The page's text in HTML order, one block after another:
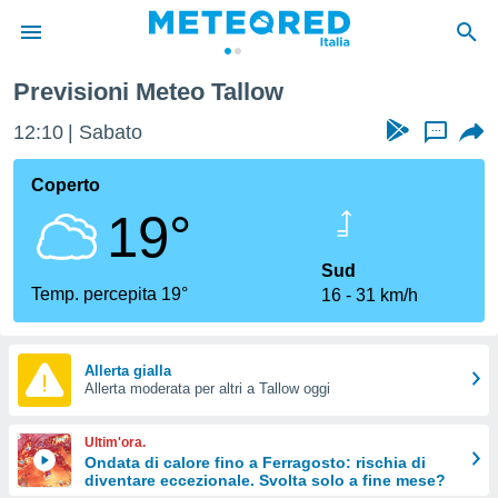
di
per
le
di
Web
le
Previsioni Meteo Tallow
12:10 Sabato ...
Coperto
19°
Temp. percepita 19°
Sud
16
31 km/h
Allerta gialla
Allerta moderata per altri a Tallow oggi
Ultim'ora.
Ondata di calore fino a Ferragosto: rischia di
diventare eccezionale. Svolta solo a fine mese?